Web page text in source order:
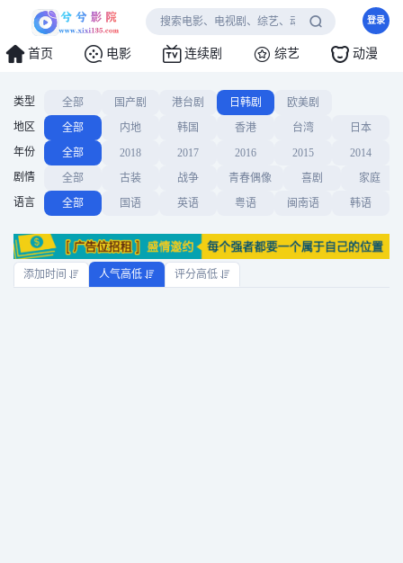
登录
首页 电影 连续剧 综艺 动漫
类型 全部 国产剧 港台剧 日韩剧
欧美剧
地区
全部 内地 韩国 香港 台湾
日本
年份
全部 2018 2017 2016 2015
2014
剧情
全部 古装 战争 青春偶像 喜剧
家庭
语言
全部 国语 英语 粤语 闽南语 韩语
添加时间 人气高低 评分高低